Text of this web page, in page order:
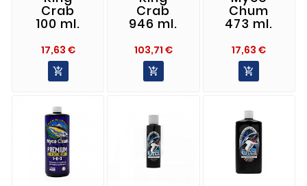
Crab
100 ml.
17,63 €Precio

Crab
946 ml.
103,71 €Precio

Chum
473 ml.
17,63 €Precio
